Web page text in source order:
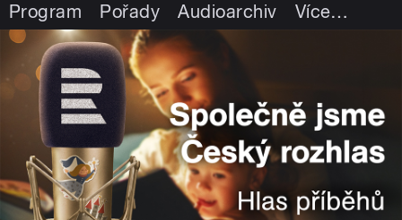
Program Pořady Audioarchiv Více…